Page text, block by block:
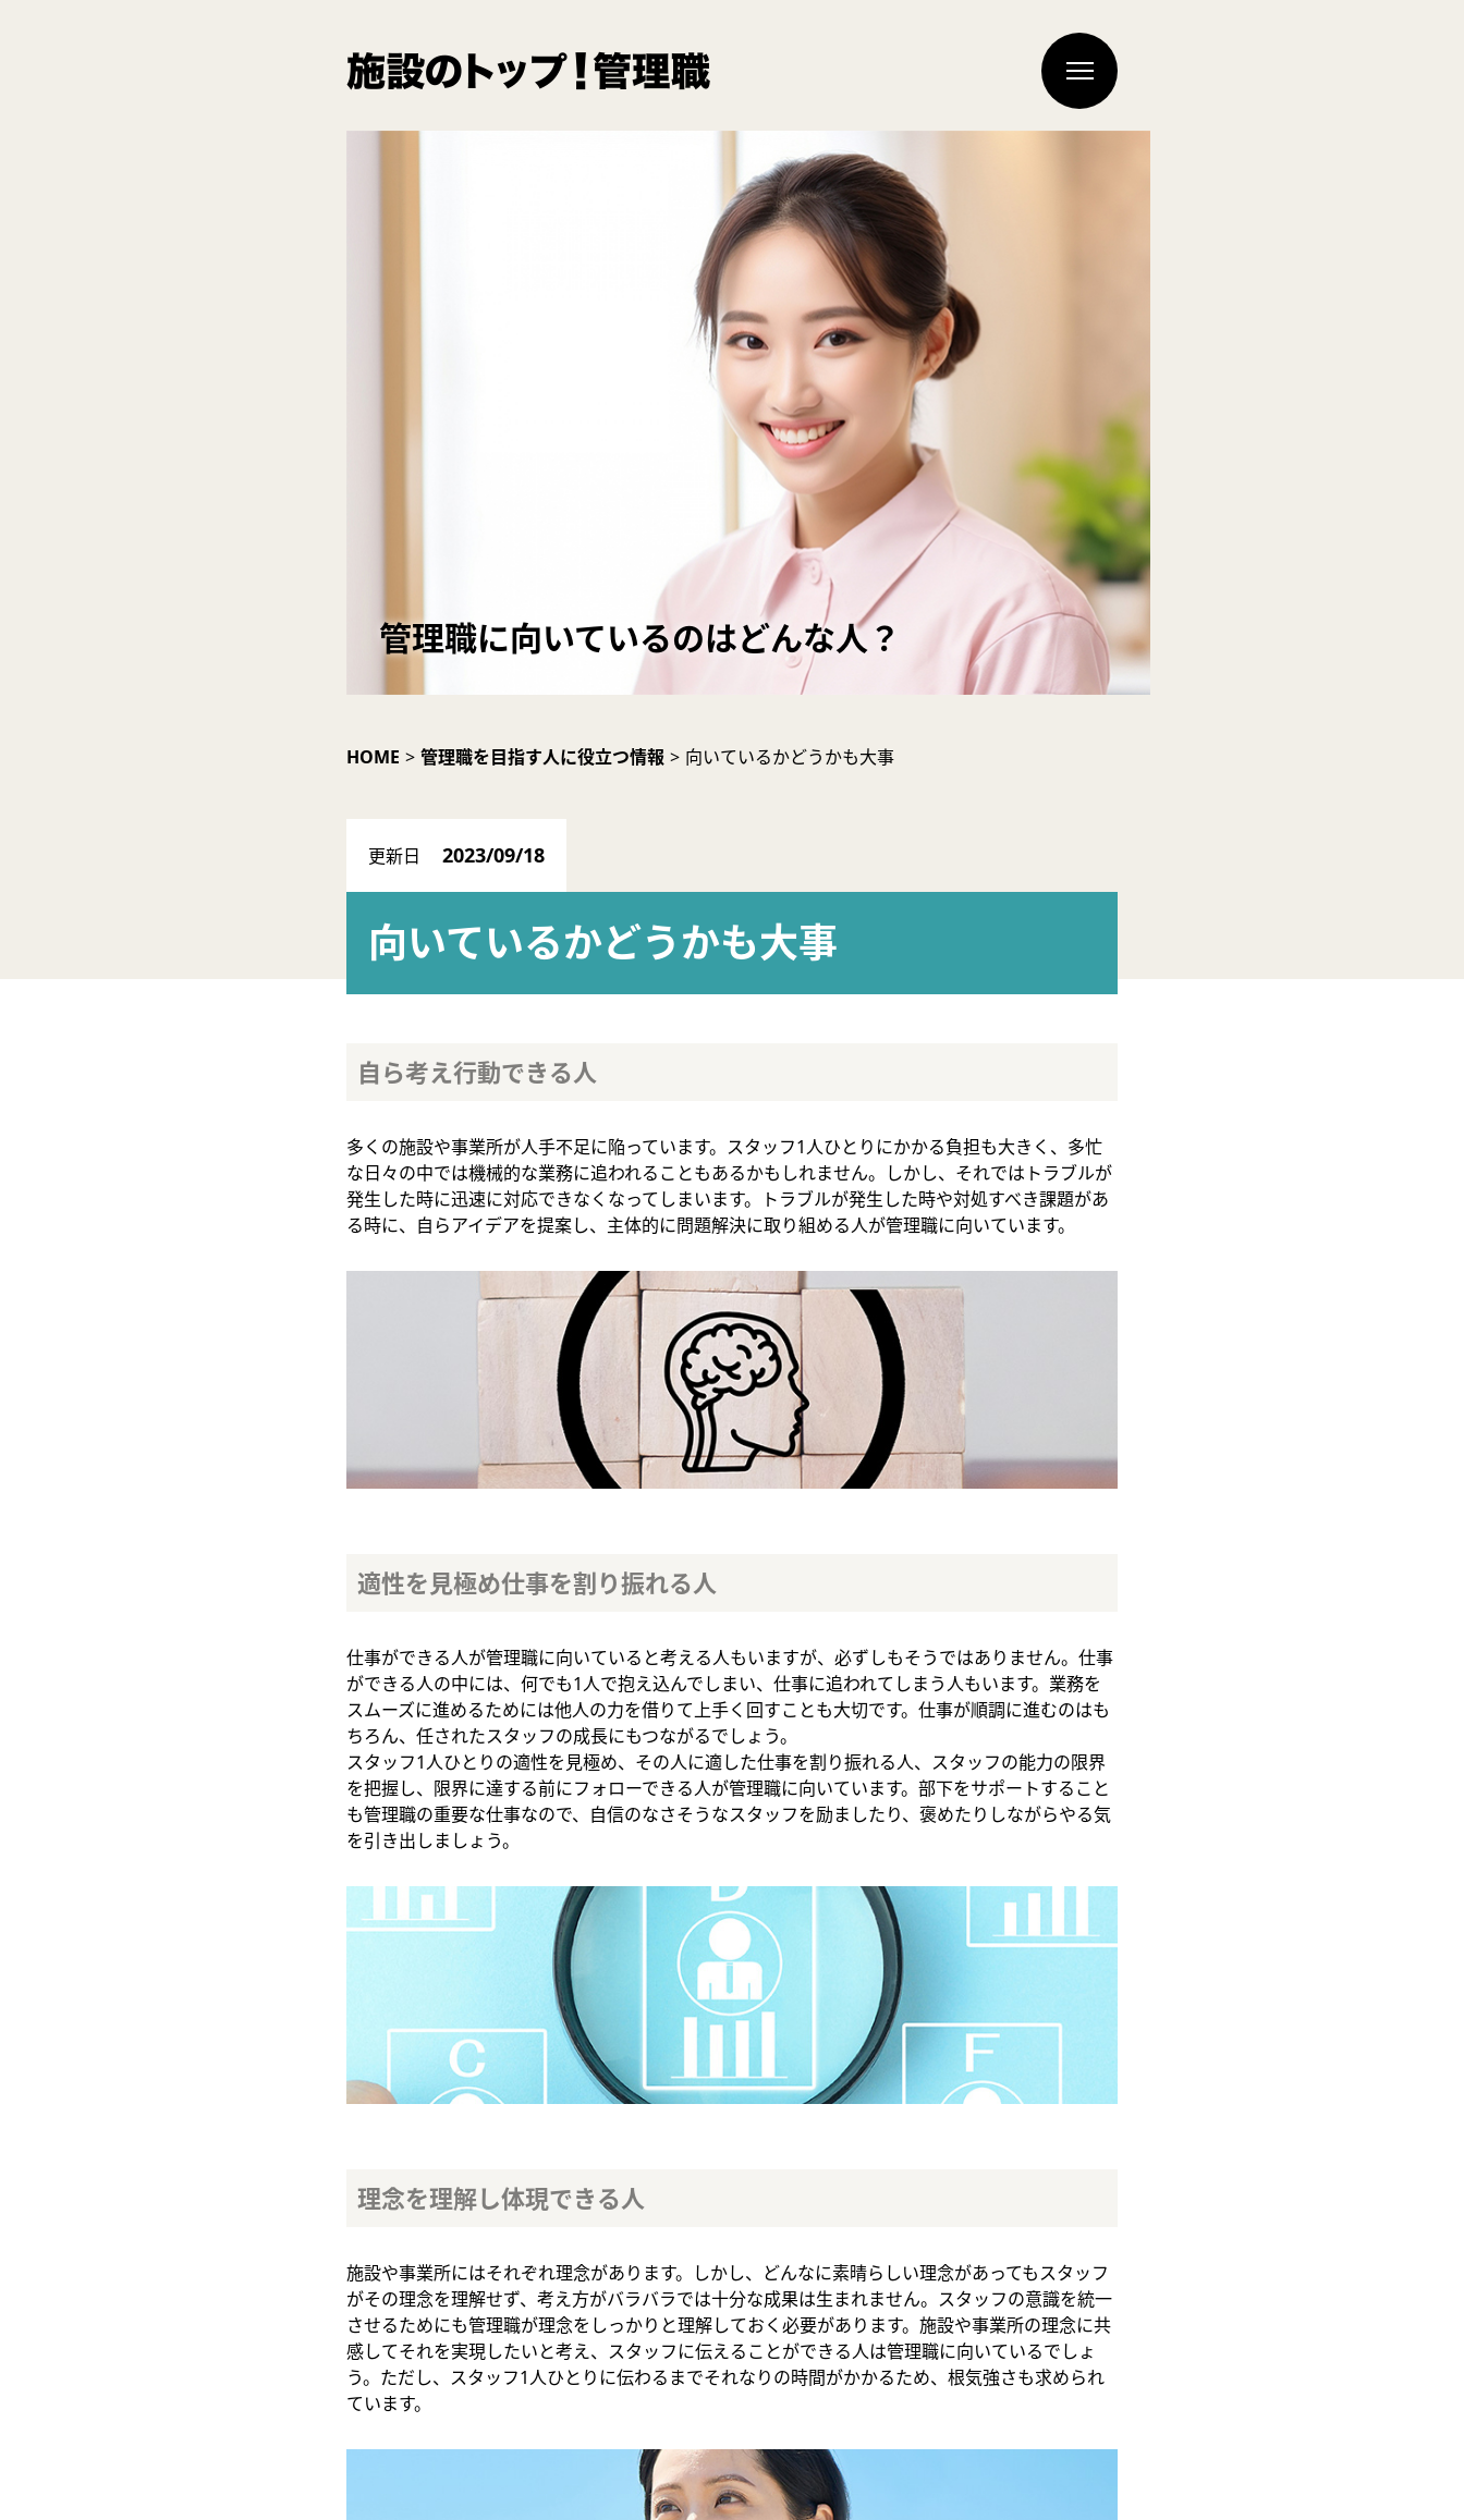
管理職に向いているのはどんな人？
HOME > 管理職を目指す人に役立つ情報 > 向いているかどうかも大事
更新日 2023/09/18
向いているかどうかも大事
自ら考え行動できる人
多くの施設や事業所が人手不足に陥っています。スタッフ1人ひとりにかかる負担も大きく、多忙
な日々の中では機械的な業務に追われることもあるかもしれません。しかし、それではトラブルが
発生した時に迅速に対応できなくなってしまいます。トラブルが発生した時や対処すべき課題があ
る時に、自らアイデアを提案し、主体的に問題解決に取り組める人が管理職に向いています。
適性を見極め仕事を割り振れる人
仕事ができる人が管理職に向いていると考える人もいますが、必ずしもそうではありません。仕事
ができる人の中には、何でも1人で抱え込んでしまい、仕事に追われてしまう人もいます。業務を
スムーズに進めるためには他人の力を借りて上手く回すことも大切です。仕事が順調に進むのはも
ちろん、任されたスタッフの成長にもつながるでしょう。
スタッフ1人ひとりの適性を見極め、その人に適した仕事を割り振れる人、スタッフの能力の限界
を把握し、限界に達する前にフォローできる人が管理職に向いています。部下をサポートすること
も管理職の重要な仕事なので、自信のなさそうなスタッフを励ましたり、褒めたりしながらやる気
を引き出しましょう。
理念を理解し体現できる人
施設や事業所にはそれぞれ理念があります。しかし、どんなに素晴らしい理念があってもスタッフ
がその理念を理解せず、考え方がバラバラでは十分な成果は生まれません。スタッフの意識を統一
させるためにも管理職が理念をしっかりと理解しておく必要があります。施設や事業所の理念に共
感してそれを実現したいと考え、スタッフに伝えることができる人は管理職に向いているでしょ
う。ただし、スタッフ1人ひとりに伝わるまでそれなりの時間がかかるため、根気強さも求められ
ています。